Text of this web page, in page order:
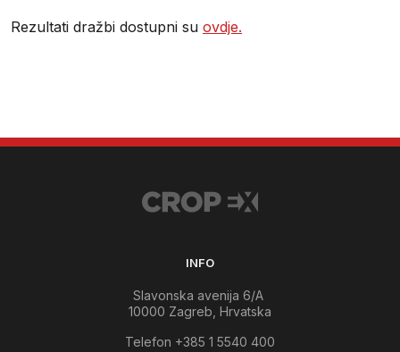
Rezultati dražbi dostupni su ovdje.
INFO
Slavonska avenija 6/A
10000 Zagreb, Hrvatska
Telefon +385 1 5540 400